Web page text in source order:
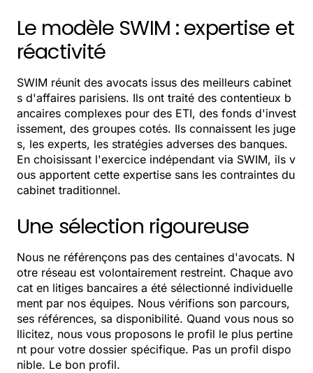
Le modèle SWIM : expertise et
réactivité
SWIM réunit des avocats issus des meilleurs cabinet
s d'affaires parisiens. Ils ont traité des contentieux b
ancaires complexes pour des ETI, des fonds d'invest
issement, des groupes cotés. Ils connaissent les juge
s, les experts, les stratégies adverses des banques.
En choisissant l'exercice indépendant via SWIM, ils v
ous apportent cette expertise sans les contraintes du
cabinet traditionnel.
Une sélection rigoureuse
Nous ne référençons pas des centaines d'avocats. N
otre réseau est volontairement restreint. Chaque avo
cat en litiges bancaires a été sélectionné individuelle
ment par nos équipes. Nous vérifions son parcours,
ses références, sa disponibilité. Quand vous nous so
llicitez, nous vous proposons le profil le plus pertine
nt pour votre dossier spécifique. Pas un profil dispo
nible. Le bon profil.